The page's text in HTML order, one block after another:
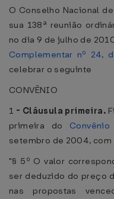
O Conselho Nacional
sua 138ª reunião
no dia 9 de julho de
Complementar nº 24,
celebrar o seguinte
CONVÊNIO
1 - Cláusula primeira.
primeira do
setembro de 2004,
"§ 5º O valor
ser deduzido do preço
nas propostas